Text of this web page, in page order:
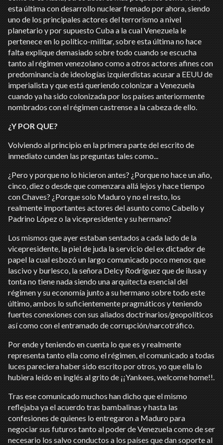
esta última con desarrollo nuclear frenado por ahora, siendo
uno de los principales actores del terrorismo a nivel
planetario y por supuesto Cuba a la cual Venezuela le
pertenece en lo político-militar, sobre esta última no hace
falta explique demasiado sobre todo cuando se escucha
tanto al régimen venezolano como a otros actores afines con
predominancia de ideologías izquierdistas acusar a EEUU de
imperialista y que está queriendo colonizar a Venezuela
cuando ya ha sido colonizada por los países anteriormente
nombrados con el régimen castrense a la cabeza de ello.
¿Y POR QUE?
Volviendo al principio en la primera parte del escrito de
inmediato cunden las preguntas tales como...
¿Pero y porque no lo hicieron antes? ¿Porque no hace un año,
cinco, diez o desde que comenzara allá lejos y hace tiempo
con Chaves? ¿Porque solo Maduro y no el resto, los
realmente importantes actores del asunto como Cabello y
Padrino López o la vicepresidente y su hermano?
Los mismos que ayer estaban sentados a cada lado de la
vicepresidente, la piel de juda la servicio del ex dictador de
papel la cual esbozó un largo comunicado poco menos que
lascivo y burlesco, la señora Delcy Rodríguez que de ilusa y
tonta no tiene nada siendo una arquitecta esencial del
régimen y su economía junto a su hermano sobre todo este
último, ambos lo suficientemente pragmáticos y teniendo
fuertes conexiones con sus aliados doctrinarios/geopolíticos
así como con el entramado de corrupción/narcotráfico.
Por ende y teniendo en cuenta lo que es y realmente
representa tanto ella como el régimen, el comunicado a todas
luces pareciera haber sido escrito por otros, yo que ella lo
hubiera leído en inglés al grito de ¡¡Yankees, welcome home!!.
Tras ese comunicado muchos han dicho que el mismo
reflejaba ya el acuerdo tras bambalinas y hasta las
confesiones de quienes lo entregaron a Maduro para
negociar sus futuros tanto al poder de Venezuela como de ser
necesario los salvo conductos a los países que dan soporte al